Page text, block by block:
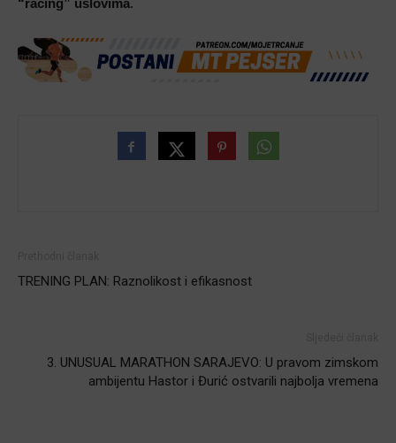
“racing” uslovima.
TRENING PLAN: Raznolikost i efikasnost
3. UNUSUAL MARATHON SARAJEVO: U pravom zimskom
ambijentu Hastor i Đurić ostvarili najbolja vremena